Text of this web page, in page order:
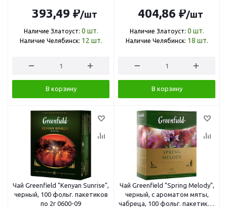
393,49 ₽/шт
Наличие Златоуст: 0 шт.
Наличие Челябинск: 12 шт.
В корзину
404,86 ₽/шт
Наличие Златоуст: 0 шт.
Наличие Челябинск: 18 шт.
В корзину
Чай Greenfield "Kenyan Sunrise",
черный, 100 фольг. пакетиков
по 2г 0600-09
Чай Greenfield "Spring Melody",
черный, с ароматом мяты,
чабреца, 100 фольг. пакетиков